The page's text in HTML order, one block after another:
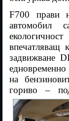
F700 прави
автомобил
впечатляващ
задвижване
на
гориво –